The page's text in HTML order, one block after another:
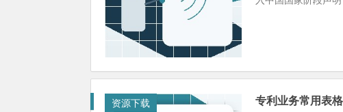
资源下载 专利业务常用表